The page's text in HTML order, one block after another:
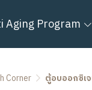
Aging Program
Corner ตู้อบออกซิเ